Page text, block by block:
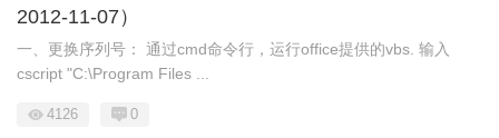
2012-11-07）
一、更换序列号： 通过cmd命令行，运行office提供的vbs. 输入
cscript "C:\Program Files ...
4126 0